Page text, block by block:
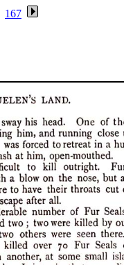
167